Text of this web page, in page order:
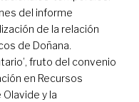
del informe
de la relación
de Doñana.
fruto del convenio
en Recursos
y la